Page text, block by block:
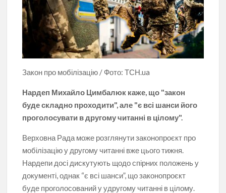
Закон про мобілізацію / Фото: ТСН.ua
Нардеп Михайло Цимбалюк каже, що "закон
буде складно проходити", але "є всі шанси його
проголосувати в другому читанні в цілому".
Верховна Рада може розглянути законопроєкт про
мобілізацію у другому читанні вже цього тижня.
Нардепи досі дискутують щодо спірних положень у
документі, однак “є всі шанси”, що законопроєкт
буде проголосований у удругому читанні в цілому.